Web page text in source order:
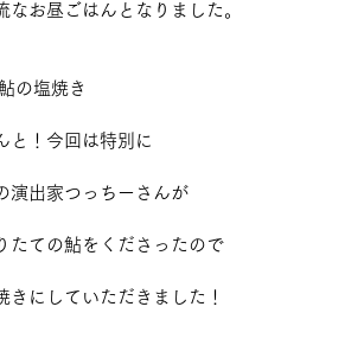
なお昼ごはんとなりました。
の塩焼き
と！今回は特別に
演出家つっちーさんが
たての鮎をくださったので
きにしていただきました！